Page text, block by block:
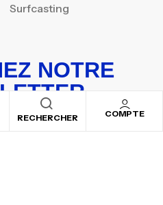
RECHERCHER COMPTE
Surfcasting
NOTRE
nos offres spéciales